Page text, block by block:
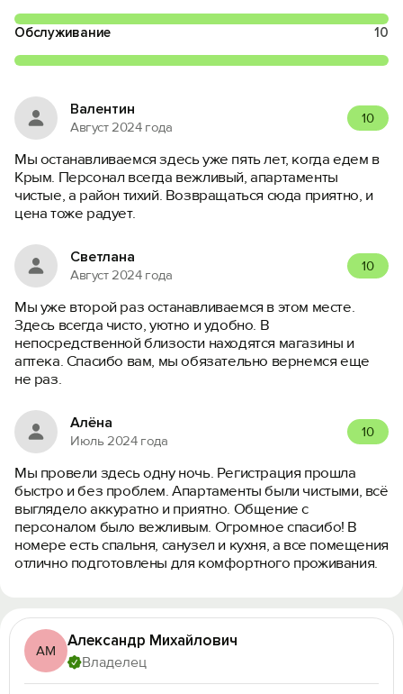
Обслуживание 10
Валентин
Август 2024 года
10
Мы останавливаемся здесь уже пять лет, когда едем в
Крым. Персонал всегда вежливый, апартаменты
чистые, а район тихий. Возвращаться сюда приятно, и
цена тоже радует.
Светлана
Август 2024 года
10
Мы уже второй раз останавливаемся в этом месте.
Здесь всегда чисто, уютно и удобно. В
непосредственной близости находятся магазины и
аптека. Спасибо вам, мы обязательно вернемся еще
не раз.
Алëна
Июль 2024 года
10
Мы провели здесь одну ночь. Регистрация прошла
быстро и без проблем. Апартаменты были чистыми, всё
выглядело аккуратно и приятно. Общение с
персоналом было вежливым. Огромное спасибо! В
номере есть спальня, санузел и кухня, а все помещения
отлично подготовлены для комфортного проживания.
АМ
Александр Михайлович
Владелец